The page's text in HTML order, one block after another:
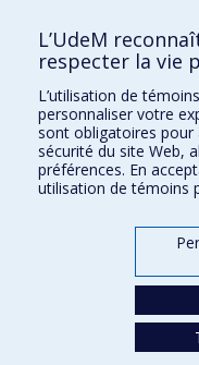
Comment soutenir le
BESOIN D'AIDE?
Plan du site
Signaler une erreur
Accessibilité
FACULTÉ DES ARTS ET DES
Nos départements et écoles
L’UdeM
respecter la vie
L’utilisation de
personnaliser votre
sont obligatoires
sécurité du site Web,
préférences. En
utilisation de témoins